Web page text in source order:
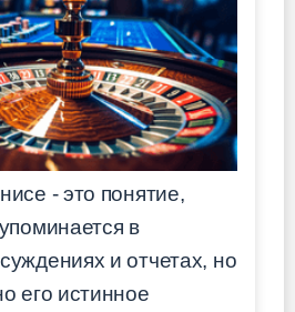
- это понятие,
в
и отчетах, но
его истинное